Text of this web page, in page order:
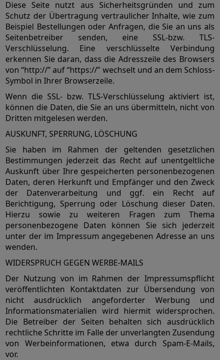
Diese Seite nutzt aus Sicherheitsgründen und zum
Schutz der Übertragung vertraulicher Inhalte, wie zum
Beispiel Bestellungen oder Anfragen, die Sie an uns als
Seitenbetreiber senden, eine SSL-bzw. TLS-
Verschlüsselung. Eine verschlüsselte Verbindung
erkennen Sie daran, dass die Adresszeile des Browsers
von “http://” auf “https://” wechselt und an dem Schloss-
Symbol in Ihrer Browserzeile.
Wenn die SSL- bzw. TLS-Verschlüsselung aktiviert ist,
können die Daten, die Sie an uns übermitteln, nicht von
Dritten mitgelesen werden.
AUSKUNFT, SPERRUNG, LÖSCHUNG
Sie haben im Rahmen der geltenden gesetzlichen
Bestimmungen jederzeit das Recht auf unentgeltliche
Auskunft über Ihre gespeicherten personenbezogenen
Daten, deren Herkunft und Empfänger und den Zweck
der Datenverarbeitung und ggf. ein Recht auf
Berichtigung, Sperrung oder Löschung dieser Daten.
Hierzu sowie zu weiteren Fragen zum Thema
personenbezogene Daten können Sie sich jederzeit
unter der im Impressum angegebenen Adresse an uns
wenden.
WIDERSPRUCH GEGEN WERBE-MAILS
Der Nutzung von im Rahmen der Impressumspflicht
veröffentlichten Kontaktdaten zur Übersendung von
nicht ausdrücklich angeforderter Werbung und
Informationsmaterialien wird hiermit widersprochen.
Die Betreiber der Seiten behalten sich ausdrücklich
rechtliche Schritte im Falle der unverlangten Zusendung
von Werbeinformationen, etwa durch Spam-E-Mails,
vor.